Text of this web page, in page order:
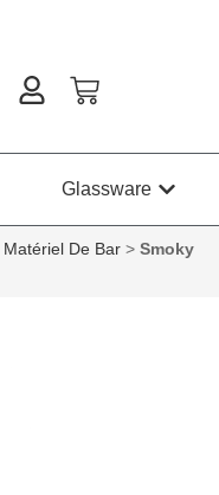
Glassware
Matériel De Bar > Smoky